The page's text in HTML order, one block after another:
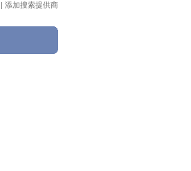
| 添加搜索提供商